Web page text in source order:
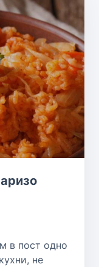
в пост одно
не